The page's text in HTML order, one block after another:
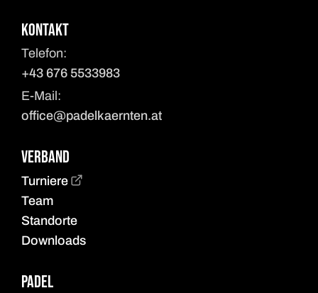
Kontakt
Telefon:
+43 676 5533983
E-Mail:
office@padelkaernten.at
Verband
Turniere
Team
Standorte
Downloads
Padel